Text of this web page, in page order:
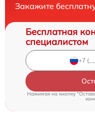
Закажите
Бесплатная
специалистом
Нажимая на кнопку